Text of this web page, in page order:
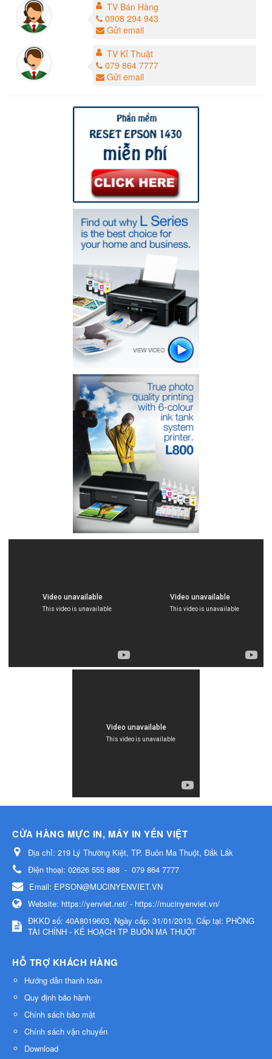
TV Bán Hàng
0908 294 943
Gửi email
TV Kỉ Thuật
079 864 7777
Gửi email
CỬA HÀNG MỰC IN, MÁY IN YẾN VIỆT
Địa chỉ: 219 Lý Thường Kiệt, TP. Buôn Ma Thuột, Đắk Lắk
Điện thoại: 02626 555 888 - 079 864 7777
Email: EPSON@MUCINYENVIET.VN
Website: https://yenviet.net/ - https://mucinyenviet.vn/
ĐKKD số: 40A8019603, Ngày cấp: 31/01/2013, Cấp tại: PHÒNG
TÀI CHÍNH - KẾ HOẠCH TP BUÔN MA THUỘT
HỖ TRỢ KHÁCH HÀNG
Hướng dẫn thanh toán
Quy định bảo hành
Chính sách bảo mật
Chính sách vận chuyển
Download